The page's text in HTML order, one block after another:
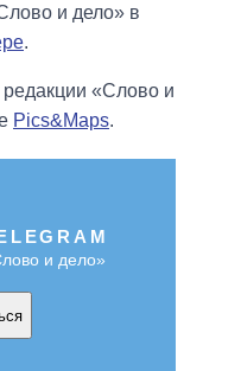
и дело» в
.
редакции «Слово и
Pics&Maps.
и дело»